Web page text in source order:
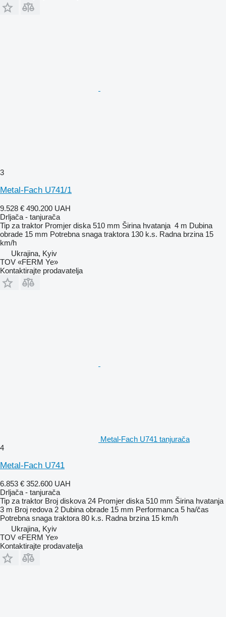
3
Metal-Fach U741/1
9.528 € 490.200 UAH
Drljača - tanjurača
Tip za traktor Promjer diska 510 mm Širina hvatanja 4 m Dubina
obrade 15 mm Potrebna snaga traktora 130 k.s. Radna brzina 15
km/h
Ukrajina, Kyiv
TOV «FERM Ye»
Kontaktirajte prodavatelja
Metal-Fach U741 tanjurača
4
Metal-Fach U741
6.853 € 352.600 UAH
Drljača - tanjurača
Tip za traktor Broj diskova 24 Promjer diska 510 mm Širina hvatanja
3 m Broj redova 2 Dubina obrade 15 mm Performanca 5 ha/čas
Potrebna snaga traktora 80 k.s. Radna brzina 15 km/h
Ukrajina, Kyiv
TOV «FERM Ye»
Kontaktirajte prodavatelja